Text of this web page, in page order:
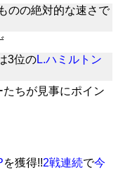
のの絶対的な速さで
3位のL.ハミルトン
ちが見事にポイン
を獲得!!2戦連続で今